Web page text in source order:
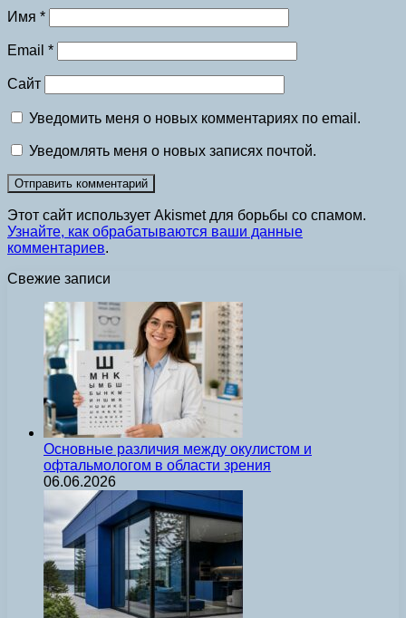
Имя *
Email *
Сайт
Уведомить меня о новых комментариях по email.
Уведомлять меня о новых записях почтой.
Этот сайт использует Akismet для борьбы со спамом.
Узнайте, как обрабатываются ваши данные
комментариев.
Свежие записи
Основные различия между окулистом и
офтальмологом в области зрения
06.06.2026